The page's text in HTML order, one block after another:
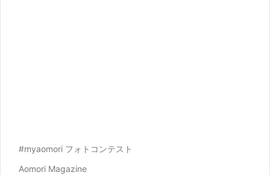
#myaomori フォトコンテスト
Aomori Magazine